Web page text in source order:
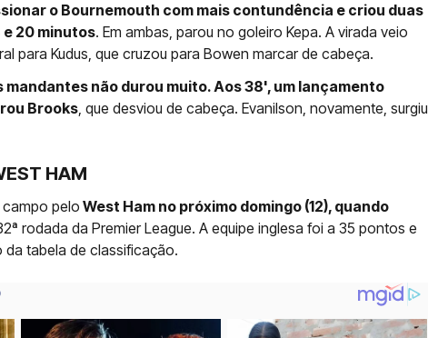
o Bournemouth com mais contundência e criou duas
e 20 minutos. Em ambas, parou no goleiro Kepa. A virada veio
para Kudus, que cruzou para Bowen marcar de cabeça.
mandantes não durou muito. Aos 38', um lançamento
Brooks, que desviou de cabeça. Evanilson, novamente, surgiu
HAM
pelo West Ham no próximo domingo (12), quando
rodada da Premier League. A equipe inglesa foi a 35 pontos e
tabela de classificação.